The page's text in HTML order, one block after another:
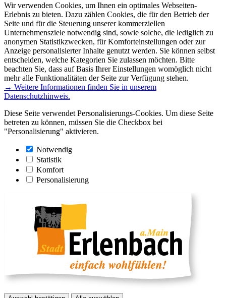
Wir verwenden Cookies, um Ihnen ein optimales Webseiten-
Erlebnis zu bieten. Dazu zählen Cookies, die für den Betrieb der
Seite und für die Steuerung unserer kommerziellen
Unternehmensziele notwendig sind, sowie solche, die lediglich zu
anonymen Statistikzwecken, für Komforteinstellungen oder zur
Anzeige personalisierter Inhalte genutzt werden. Sie können selbst
entscheiden, welche Kategorien Sie zulassen möchten. Bitte
beachten Sie, dass auf Basis Ihrer Einstellungen womöglich nicht
mehr alle Funktionalitäten der Seite zur Verfügung stehen.
→ Weitere Informationen finden Sie in unserem
Datenschutzhinweis.
Diese Seite verwendet Personalisierungs-Cookies. Um diese Seite
betreten zu können, müssen Sie die Checkbox bei
"Personalisierung" aktivieren.
Notwendig
Statistik
Komfort
Personalisierung